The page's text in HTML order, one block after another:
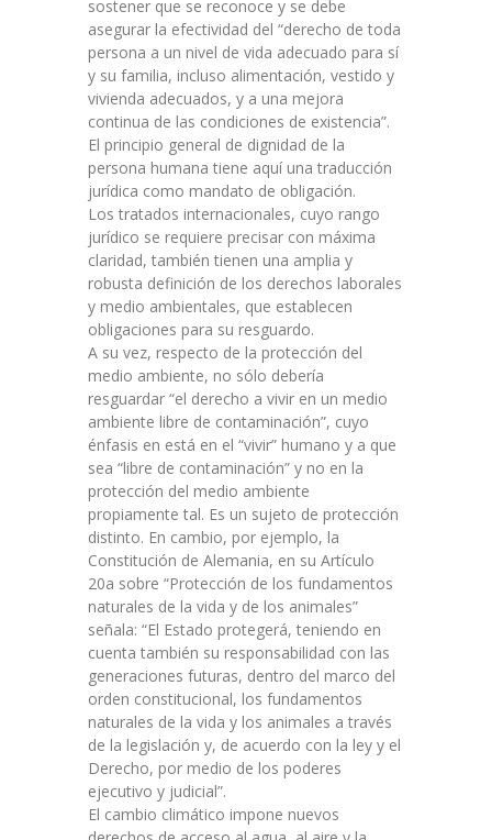
sostener que se reconoce y se debe
asegurar la efectividad del “derecho de toda
persona a un nivel de vida adecuado para sí
y su familia, incluso alimentación, vestido y
vivienda adecuados, y a una mejora
continua de las condiciones de existencia”.
El principio general de dignidad de la
persona humana tiene aquí una traducción
jurídica como mandato de obligación.
Los tratados internacionales, cuyo rango
jurídico se requiere precisar con máxima
claridad, también tienen una amplia y
robusta definición de los derechos laborales
y medio ambientales, que establecen
obligaciones para su resguardo.
A su vez, respecto de la protección del
medio ambiente, no sólo debería
resguardar “el derecho a vivir en un medio
ambiente libre de contaminación”, cuyo
énfasis en está en el “vivir” humano y a que
sea “libre de contaminación” y no en la
protección del medio ambiente
propiamente tal. Es un sujeto de protección
distinto. En cambio, por ejemplo, la
Constitución de Alemania, en su Artículo
20a sobre “Protección de los fundamentos
naturales de la vida y de los animales”
señala: “El Estado protegerá, teniendo en
cuenta también su responsabilidad con las
generaciones futuras, dentro del marco del
orden constitucional, los fundamentos
naturales de la vida y los animales a través
de la legislación y, de acuerdo con la ley y el
Derecho, por medio de los poderes
ejecutivo y judicial”.
El cambio climático impone nuevos